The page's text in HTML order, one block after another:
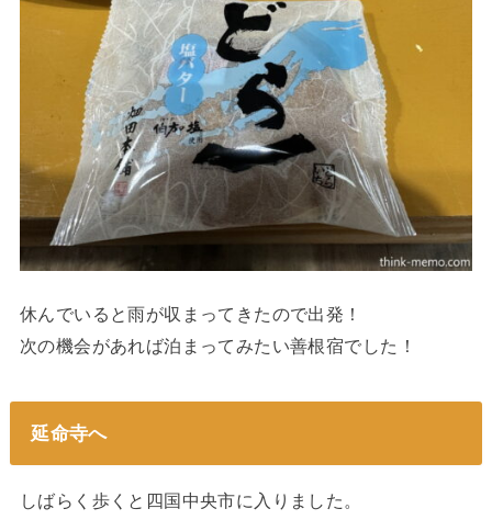
休んでいると雨が収まってきたので出発！
次の機会があれば泊まってみたい善根宿でした！
延命寺へ
しばらく歩くと四国中央市に入りました。